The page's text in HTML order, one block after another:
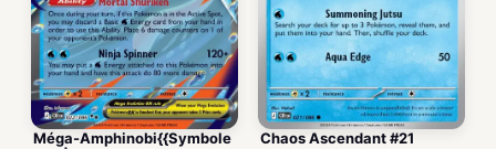
Méga-Amphinobi{{Symbole
Chaos Ascendant #21